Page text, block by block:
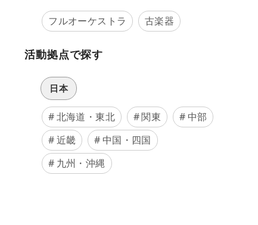
フルオーケストラ 古楽器
活動拠点で探す
日本
北海道・東北 関東
中部
近畿
中国・四国
九州・沖縄